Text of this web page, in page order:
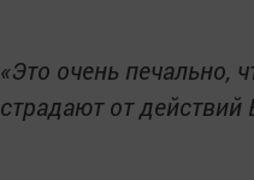
«Это очень печально,
страдают от действий